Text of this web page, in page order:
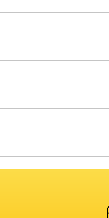
Facturation